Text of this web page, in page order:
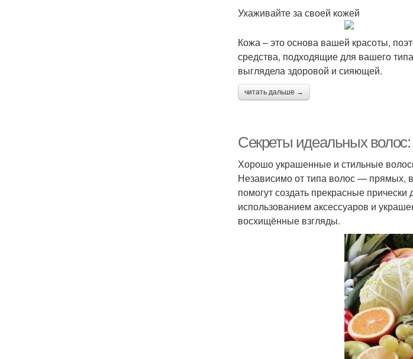
Ухаживайте за своей кожей
Кожа – это основа вашей красоты,
средства, подходящие для вашего
выглядела здоровой и сияющей.
читать дальше →
Секреты идеальных
Хорошо украшенные и стильные
Независимо от типа волос — прямых,
помогут создать прекрасные
использованием аксессуаров и
восхищённые взгляды.